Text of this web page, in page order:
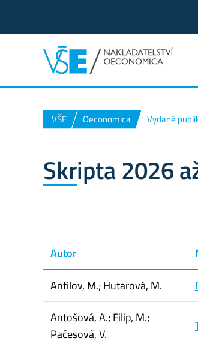
VŠE Oeconomica Vydané
Skripta 2026
Autor
Anfilov, M.; Hutarová, M.
Antošová, A.; Filip, M.;
Pačesová, V.